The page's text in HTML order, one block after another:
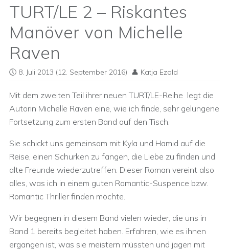
TURT/LE 2 – Riskantes
Manöver von Michelle
Raven
8. Juli 2013 (12. September 2016) Katja Ezold
Mit dem zweiten Teil ihrer neuen TURT/LE-Reihe legt die
Autorin Michelle Raven eine, wie ich finde, sehr gelungene
Fortsetzung zum ersten Band auf den Tisch.
Sie schickt uns gemeinsam mit Kyla und Hamid auf die
Reise, einen Schurken zu fangen, die Liebe zu finden und
alte Freunde wiederzutreffen. Dieser Roman vereint also
alles, was ich in einem guten Romantic-Suspence bzw.
Romantic Thriller finden möchte.
Wir begegnen in diesem Band vielen wieder, die uns in
Band 1 bereits begleitet haben. Erfahren, wie es ihnen
ergangen ist, was sie meistern müssten und jagen mit